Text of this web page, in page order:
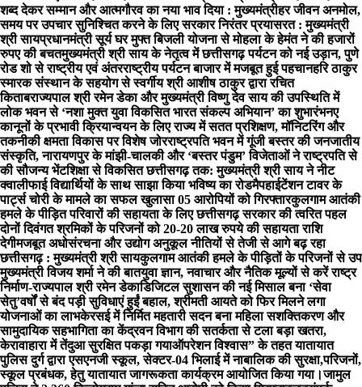
शब्द देकर सम्मान और आत्मगौरव का नया भाव दिया : मुख्यमंत्रीहर जीवन अनमोल,
समय पर उपचार सुनिश्चित करने के लिए सरकार निरंतर प्रयासरत : मुख्यमंत्री
श्री सायप्रधानमंत्री सूर्य घर मुफ्त बिजली योजना से मोहला के हेमंत ने की हजारों
रुपए की बचतमुख्यमंत्री श्री साय के नेतृत्व में छत्तीसगढ़ पर्यटन को नई उड़ान, पुणे
रोड शो से राष्ट्रीय एवं अंतरराष्ट्रीय पर्यटन बाजार में मजबूत हुई पहचानहरि ठाकुर
स्मारक संस्थान के सहयोग से स्वर्गीय श्री आशीष ठाकुर द्वारा रचित
किताबराज्यपाल श्री रमेन डेका और मुख्यमंत्री विष्णु देव साय की उपस्थिति में
लोक भवन से ‘नशा मुक्त युवा विकसित भारत संकल्प अभियान’ का शुभारंभनए
कानूनों के प्रभावी क्रियान्वयन के लिए राज्य में सतत प्रशिक्षण, मॉनिटरिंग और
तकनीकी क्षमता विकास पर विशेष जोरराष्ट्रपति भवन में गूंजी बस्तर की जनजातीय
संस्कृति, नारायणपुर के मांझी-चालकी और ‘बस्तर पंडुम’ विजेताओं ने राष्ट्रपति से
की सौजन्य भेंटशिक्षा से विकसित छत्तीसगढ़ तक: मुख्यमंत्री श्री साय ने नीट
क्वालीफाई विद्यार्थियों के साथ साझा किया भविष्य का रोडमैपहाईटेंशन टावर के
पार्ट्स चोरी के मामले का सफल खुलासा 05 आरोपियों को गिरफ्तारकुलगाम आतंकी
हमले के पीड़ित परिवारों की सहायता के लिए छत्तीसगढ़ सरकार की त्वरित पहल
दोनों दिवंगत श्रमिकों के परिजनों को 20-20 लाख रुपये की सहायता राशि
देगीमजबूत अधोसंरचना और उद्योग अनुकूल नीतियों से तेजी से आगे बढ़ रहा
छत्तीसगढ़ : मुख्यमंत्री श्री सायकुलगाम आतंकी हमले के पीड़ितों के परिजनों से उप
मुख्यमंत्री विजय शर्मा ने की बातयुवा ज्ञान, नवाचार और नैतिक मूल्यों से करें राष्ट्र
निर्माण-राज्यपाल श्री रमेन डेका​डिजिटल सुशासन की नई मिसाल बना ‘सेवा
सेतु’वर्षों से बंद पड़ी सुविधाएं हुईं बहाल, श्रीमती आयते को फिर मिलने लगा
योजनाओं का लाभकेरसई में निर्मित महतारी सदन बना महिला सशक्तिकरण और
सामुदायिक सहभागिता का केंद्रवन विभाग की सतर्कता से टला बड़ा खतरा,
केरावाहारा में तेंदुआ सुरक्षित पकड़ा गयाऑपरेशन विश्वास” के तहत यातायात
पुलिस दुर्ग द्वारा एसएनजी स्कूल, सेक्टर-04 भिलाई में नाबालिक की सुरक्षा,परिजनों,
स्कूल प्रबंधक, हेतु यातायात जागरूकता कार्यक्रम आयोजित किया गया।जामुल